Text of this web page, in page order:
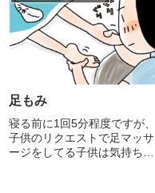
足もみ
寝る前に1回5分程度ですが、
子供のリクエストで足マッサ
ージをしてる子供は気持ち良